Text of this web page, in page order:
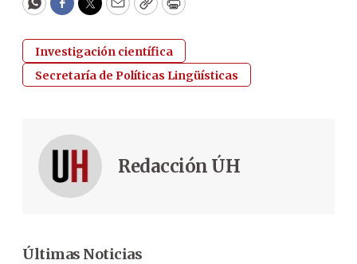
WhatsApp
Facebook
Twitter
EmailCopyPrint
Investigación científica
Secretaría de Políticas Lingüísticas
Redacción ÚH
Últimas Noticias